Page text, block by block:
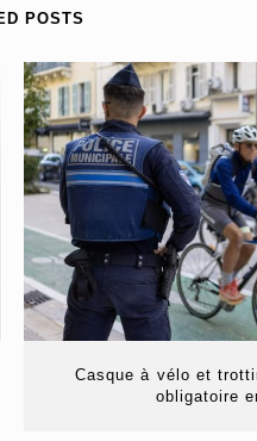
POSTS
Casque à vélo et
obligatoire